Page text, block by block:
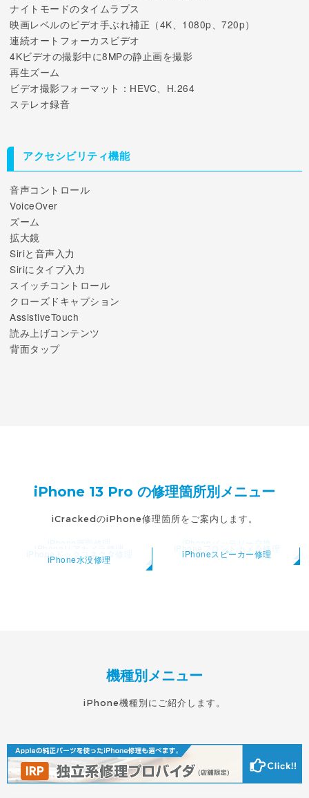
ナイトモードのタイムラプス
映画レベルのビデオ手ぶれ補正（4K、1080p、720p）
連続オートフォーカスビデオ
4Kビデオの撮影中に8MPの静止画を撮影
再生ズーム
ビデオ撮影フォーマット：HEVC、H.264
ステレオ録音
アクセシビリティ機能
音声コントロール
VoiceOver
ズーム
拡大鏡
Siriと音声入力
Siriにタイプ入力
スイッチコントロール
クローズドキャプション
AssistiveTouch
読み上げコンテンツ
背面タップ
iPhone 13 Pro の修理箇所別メニュー
iCrackedのiPhone修理箇所をご案内します。
iPhone画面修理 iPhoneバッテリー交換
iPhoneリアカメラ修理 iPhoneフロントカメラ修理
iPhoneドックコネクタ修理 iPhoneスピーカー修理
iPhone水没修理
機種別メニュー
iPhone機種別にご紹介します。